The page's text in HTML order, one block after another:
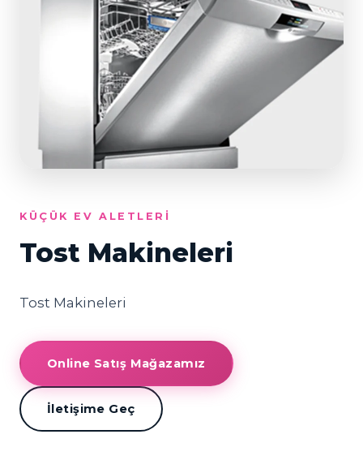
KÜÇÜK EV ALETLERI
Tost Makineleri
Tost Makineleri
Online Satış Mağazamız
İletişime Geç